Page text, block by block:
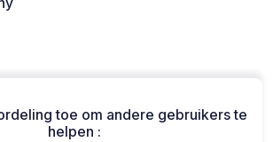
toe om andere gebruikers te
helpen :